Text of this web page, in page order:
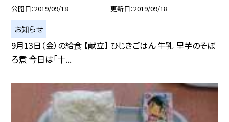
公開日 2019/09/18 更新日 2019/09/18
お知らせ
9月13日（金）の給食 【献立】 ひじきごはん 牛乳 里芋のそぼ
ろ煮 今日は「十...